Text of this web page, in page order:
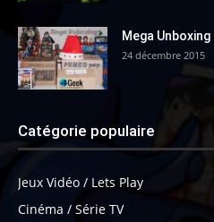
Mega Unboxing
24 décembre 2015
Catégorie populaire
Jeux Vidéo / Lets Play
Cinéma / Série TV